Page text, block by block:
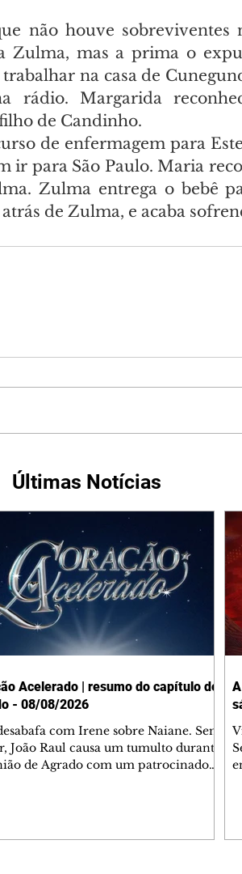
não houve sobreviventes
Zulma, mas a prima o
na casa de
rádio. Margarida
de Candinho.
de enfermagem para
ir para São Paulo. Maria
Zulma entrega o bebê
de Zulma, e acaba
Últimas Notícias
Acelerado | resumo do capítulo de
- 08/08/2026
com Irene sobre Naiane. Sem
João Raul causa um tumulto durante
de Agrado com um patrocinador.